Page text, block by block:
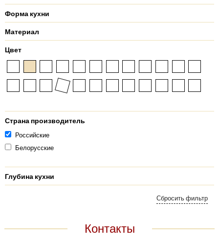
Форма кухни
Материал
Цвет
Страна производитель
Российские
Белорусские
Глубина кухни
Контакты